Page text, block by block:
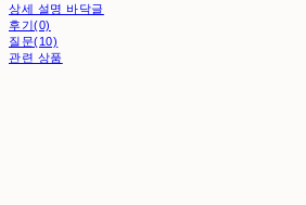
상세 설명 바닥글
후기(0)
질문(10)
관련 상품